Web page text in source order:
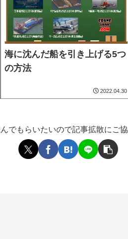
海に沈んだ船を引き上げる5つ
の方法
2022.04.30
でもらいたいので記事拡散にご